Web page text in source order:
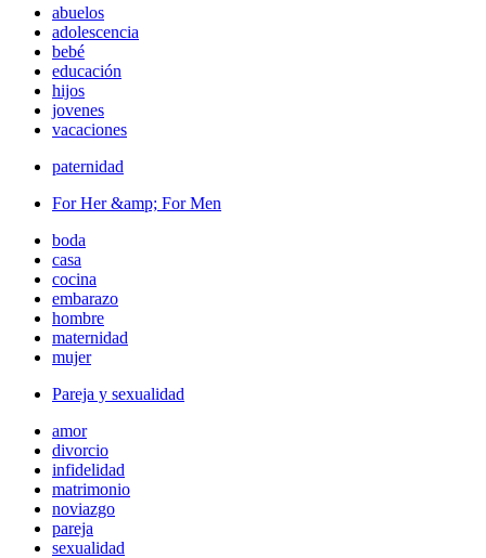
abuelos
adolescencia
bebé
educación
hijos
jovenes
vacaciones
paternidad
For Her &amp; For Men
boda
casa
cocina
embarazo
hombre
maternidad
mujer
Pareja y sexualidad
amor
divorcio
infidelidad
matrimonio
noviazgo
pareja
sexualidad